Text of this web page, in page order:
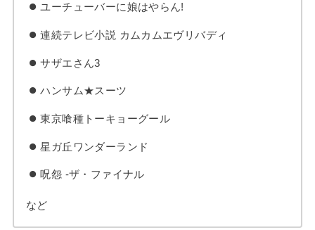
ユーチューバーに娘はやらん!
連続テレビ小説 カムカムエヴリバディ
サザエさん3
ハンサム★スーツ
東京喰種トーキョーグール
星ガ丘ワンダーランド
呪怨 -ザ・ファイナル
など